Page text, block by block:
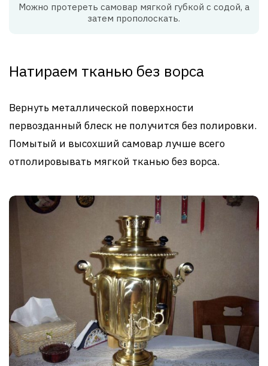
Можно протереть самовар мягкой губкой с содой, а
затем прополоскать.
Натираем тканью без ворса
Вернуть металлической поверхности
первозданный блеск не получится без полировки.
Помытый и высохший самовар лучше всего
отполировывать мягкой тканью без ворса.